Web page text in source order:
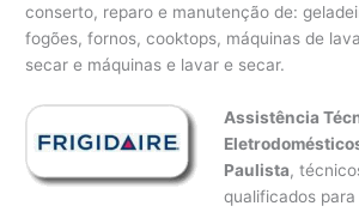
conserto, reparo e manutenção de:
fogões, fornos, cooktops, máquinas de
secar e máquinas e lavar e secar.
Assistência
Paulista,
qualificados